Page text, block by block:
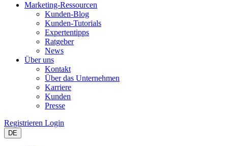
Marketing-Ressourcen
Kunden-Blog
Kunden-Tutorials
Expertentipps
Ratgeber
News
Über uns
Kontakt
Über das Unternehmen
Karriere
Kunden
Presse
Registrieren Login
DE